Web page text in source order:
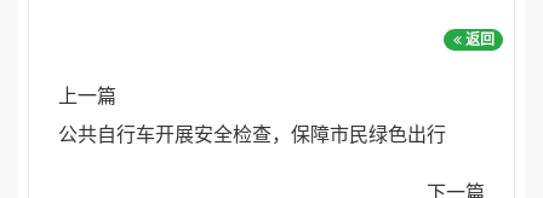
返回
上一篇
公共自行车开展安全检查，保障市民绿色出行
下一篇